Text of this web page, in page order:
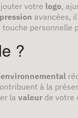
votre logo,
avancées,
touche personnelle
?
à la
la valeur de votre